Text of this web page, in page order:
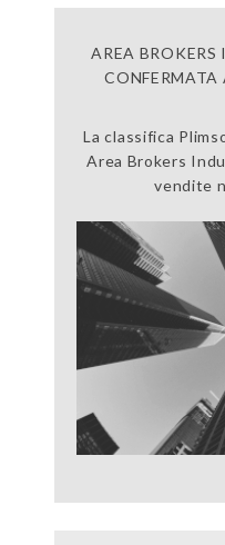
AREA
CONFERMATA
La classifica
Area Brokers
vendite